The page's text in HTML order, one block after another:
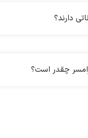
دارند؟
چقدر است؟